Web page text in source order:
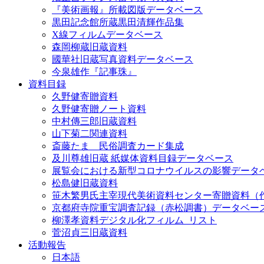
『美術画報』所載図版データベース
黒田記念館所蔵黒田清輝作品集
X線フィルムデータベース
森岡柳蔵旧蔵資料
國華社旧蔵写真資料データベース
今泉雄作『記事珠』
資料目録
久野健寄贈資料
久野健寄贈ノート資料
中村傳三郎旧蔵資料
山下菊二関連資料
斎藤たま 民俗調査カード集成
及川尊雄旧蔵 紙媒体資料目録データベース
展覧会における新型コロナウイルスの影響データ
松島健旧蔵資料
笹木繁男氏主宰現代美術資料センター寄贈資料（
京都府寺院重宝調査記録（赤松調書）データベー
柳澤孝資料デジタル化フィルム_リスト
菅沼貞三旧蔵資料
活動報告
日本語